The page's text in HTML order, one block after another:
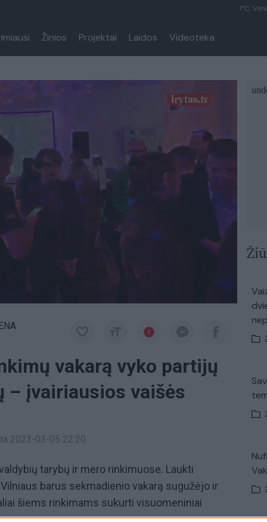
1°C,
Žinios Projektai Laidos Videoteka
vakarą vyko partijų
– įvairiausios vaišės
2023-03-05 22:20
tarybų ir mero rinkimuose. Laukti
barus sekmadienio vakarą sugužėjo ir
šiems rinkimams sukurti visuomeniniai